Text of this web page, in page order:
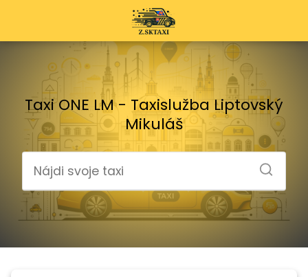
Taxi ONE LM - Taxislužba Liptovský
Mikuláš